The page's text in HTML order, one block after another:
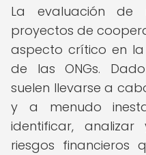
La evaluación de
proyectos de
aspecto crítico en
de las ONGs.
suelen llevarse a
y a menudo
identificar,
riesgos financieros